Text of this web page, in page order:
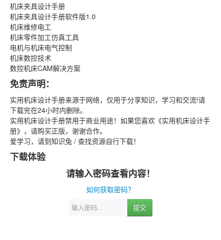
机床夹具设计手册
机床夹具设计手册软件版1.0
机床维修电工
机床零件加工仿真工具
电机与机床电气控制
机床数控技术
数控机床CAM解决方案
免责声明：
实用机床设计手册来源于网络，仅用于分享知识，学习和交流!请
下载完在24小时内删除。
实用机床设计手册禁用于商业用途！如果您喜欢《实用机床设计手
册》，请购买正版，谢谢合作。
爱学习，请到知识兔 / 查找资源自行下载！
下载体验
请输入密码查看内容！
如何获取密码？
提交